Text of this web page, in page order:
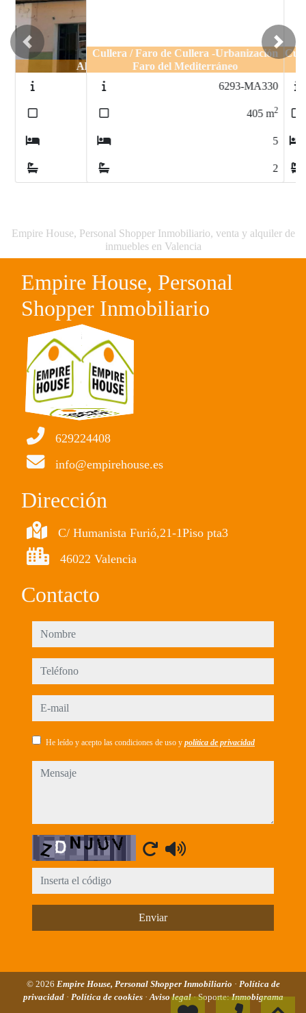
Cullera / Faro de Cullera -Urbanización
Faro del Mediterráneo
6293-MA330
Previous Next
Empire House, Personal Shopper Inmobiliario, venta y alquiler de
inmuebles en Valencia
Empire House, Personal
Shopper Inmobiliario
629224408
info@empirehouse.es
Dirección
C/ Humanista Furió,21-1Piso pta3
46022 Valencia
Contacto
nombre
teléfono
e-mail
He leído y acepto las condiciones de uso y política de privacidad
mensaje
Captcha
Enviar
© 2026 Empire House, Personal Shopper Inmobiliario · Política de
privacidad · Política de cookies ·Aviso legal· Soporte:Inmobigrama